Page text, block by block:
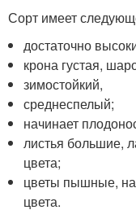
Сорт имеет
достаточно
крона густая,
зимостойкий,
среднеспелый;
начинает
листья большие,
цвета;
цветы пышные,
цвета.